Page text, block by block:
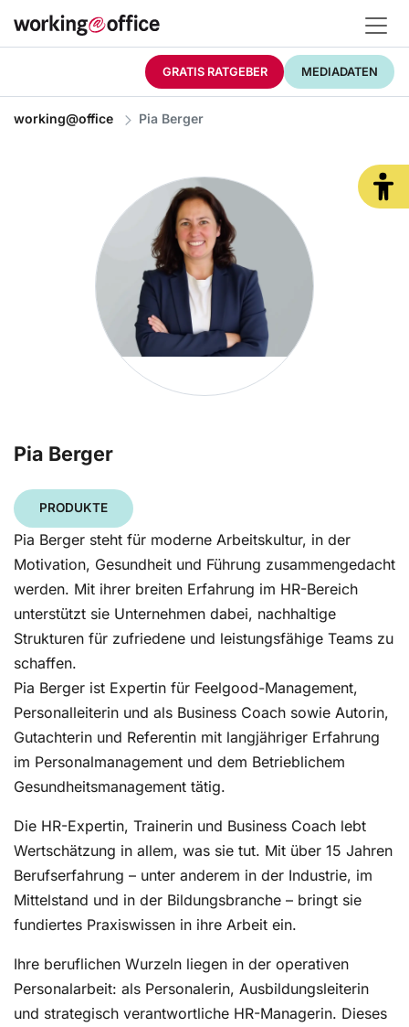
GRATIS RATGEBER MEDIADATEN
working@office Pia Berger
Pia Berger
PRODUKTE
Pia Berger steht für moderne Arbeitskultur, in der
Motivation, Gesundheit und Führung zusammengedacht
werden. Mit ihrer breiten Erfahrung im HR-Bereich
unterstützt sie Unternehmen dabei, nachhaltige
Strukturen für zufriedene und leistungsfähige Teams zu
schaffen.
Pia Berger ist Expertin für Feelgood-Management,
Personalleiterin und als Business Coach sowie Autorin,
Gutachterin und Referentin mit langjähriger Erfahrung
im Personalmanagement und dem Betrieblichem
Gesundheitsmanagement tätig.
Die HR-Expertin, Trainerin und Business Coach lebt
Wertschätzung in allem, was sie tut. Mit über 15 Jahren
Berufserfahrung – unter anderem in der Industrie, im
Mittelstand und in der Bildungsbranche – bringt sie
fundiertes Praxiswissen in ihre Arbeit ein.
Ihre beruflichen Wurzeln liegen in der operativen
Personalarbeit: als Personalerin, Ausbildungsleiterin
und strategisch verantwortliche HR-Managerin. Dieses